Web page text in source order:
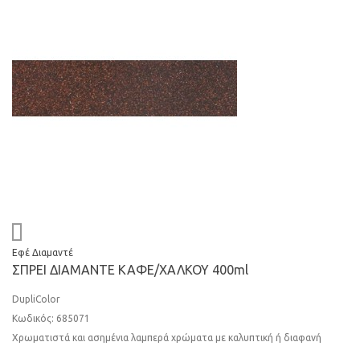
Εφέ Διαμαντέ
ΣΠPEI ΔIAMΑΝΤΕ KAΦE/ΧΑΛΚΟΥ 400ml
DupliColor
Κωδικός: 685071
Χρωματιστά και ασημένια λαμπερά χρώματα με καλυπτική ή διαφανή